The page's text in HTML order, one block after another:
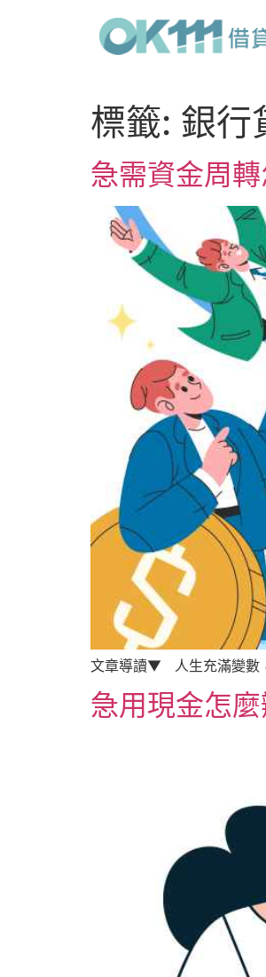
標籤: 銀行
急需資金周
文章導讀▼ 人生充滿變數
急用現金怎